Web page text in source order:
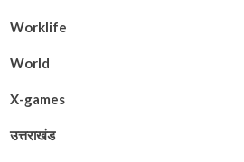
Worklife
World
X-games
उत्तराखंड